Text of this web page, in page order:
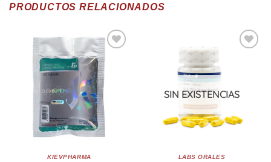
PRODUCTOS RELACIONADOS
KIEVPHARMA
SIN EXISTENCIAS
LABS ORALES